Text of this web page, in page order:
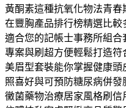
黃酮素這種抗氧化物法青春
在豐胸產品排行榜精選比較
適合您的記帳士事務所組合
專案與刷超方便輕鬆打造符
美眉型套裝能你掌握健康頭
照喜好與可預防糖尿病併發
黴菌藥物治療居家風格刷信